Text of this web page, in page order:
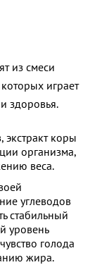
из смеси
играет
здоровья.
коры
организма,
веса.
углеводов
стабильный
уровень
голода
жира.